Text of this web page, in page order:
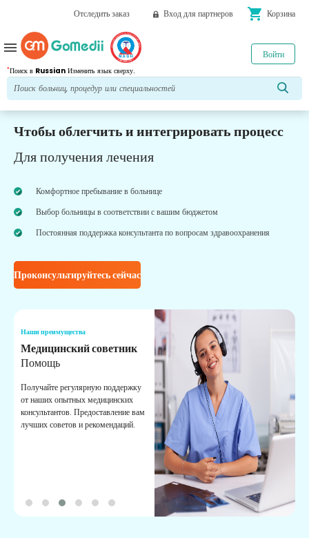
Отследить заказ Вход для партнеров shopping_cart Корзина
*Поиск в Russian Изменить язык сверху.
Войти
menu
Чтобы облегчить и интегрировать процесс
Для получения лечения
Комфортное пребывание в больнице
Выбор больницы в соответствии с вашим бюджетом
Постоянная поддержка консультанта по вопросам здравоохранения
Проконсультируйтесь сейчас
Наши преимущества
Медицинский советник
Помощь
Получайте регулярную поддержку
от наших опытных медицинских
консультантов. Предоставление вам
лучших советов и рекомендаций.